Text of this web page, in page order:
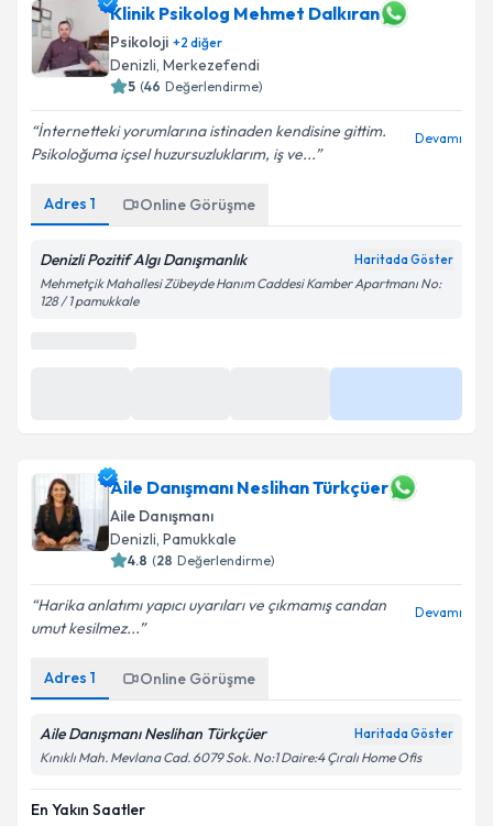
Klinik Psikolog Mehmet Dalkıran
Psikoloji +2 diğer
Denizli, Merkezefendi
5 (46 Değerlendirme)
İnternetteki yorumlarına istinaden kendisine gittim.
Psikoloğuma içsel huzursuzluklarım, iş ve...
Devamı
Adres 1 Online Görüşme
Denizli Pozitif Algı Danışmanlık Haritada Göster
Mehmetçik Mahallesi Zübeyde Hanım Caddesi Kamber Apartmanı No:
128 / 1 pamukkale
Aile Danışmanı Neslihan Türkçüer
Aile Danışmanı
Denizli, Pamukkale
4.8 (28 Değerlendirme)
Harika anlatımı yapıcı uyarıları ve çıkmamış candan
umut kesilmez...
Devamı
Adres 1 Online Görüşme
Aile Danışmanı Neslihan Türkçüer Haritada Göster
Kınıklı Mah. Mevlana Cad. 6079 Sok. No:1 Daire:4 Çıralı Home Ofis
En Yakın Saatler